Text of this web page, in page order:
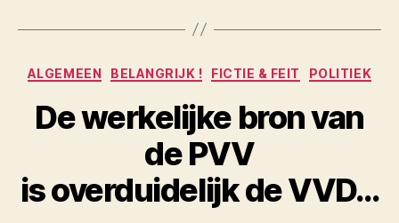
Categorieën
ALGEMEEN BELANGRIJK ! FICTIE & FEIT POLITIEK
De werkelijke bron van
de PVV
is overduidelijk de VVD…